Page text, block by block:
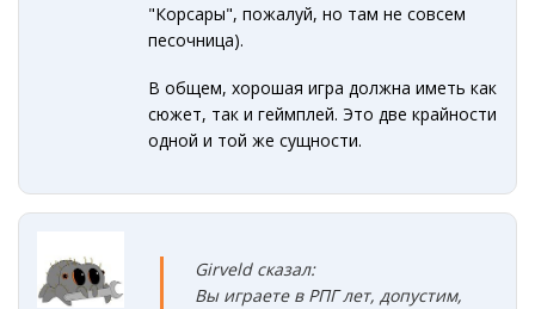
"Корсары", пожалуй, но там не совсем
песочница).
В общем, хорошая игра должна иметь как
сюжет, так и геймплей. Это две крайности
одной и той же сущности.
Girveld сказал:
Вы играете в РПГ лет, допустим,